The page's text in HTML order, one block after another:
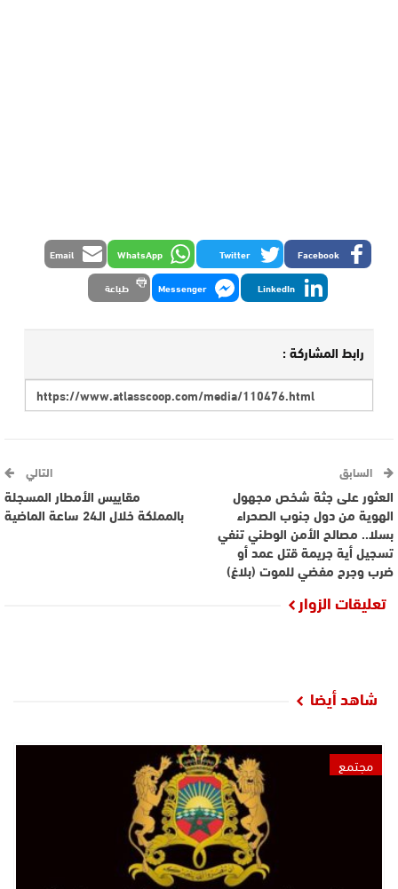
Facebook
Twitter
WhatsApp
Email
LinkedIn
Messenger طباعة
رابط المشاركة :
السابق
العثور على جثة شخص مجهول
الهوية من دول جنوب الصحراء
بسلا.. مصالح الأمن الوطني تنفي
تسجيل أية جريمة قتل عمد أو
ضرب وجرح مفضي للموت (بلاغ)
التالي
مقاييس الأمطار المسجلة
بالمملكة خلال الـ24 ساعة الماضية
تعليقات الزوار
شاهد أيضا
مجتمع